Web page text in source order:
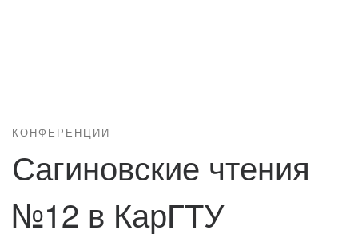
КОНФЕРЕНЦИИ
Сагиновские чтения
№12 в КарГТУ